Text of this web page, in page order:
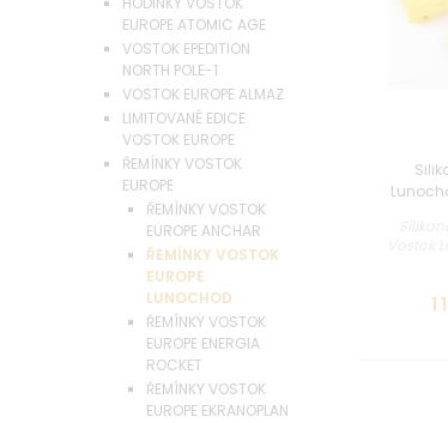
EUROPE ATOMIC AGE
VOSTOK EPEDITION
NORTH POLE-1
VOSTOK EUROPE ALMAZ
LIMITOVANÉ EDICE
VOSTOK EUROPE
ŘEMÍNKY VOSTOK
EUROPE
ŘEMÍNKY VOSTOK
EUROPE ANCHAR
ŘEMÍNKY VOSTOK
EUROPE
LUNOCHOD
ŘEMÍNKY VOSTOK
EUROPE ENERGIA
ROCKET
ŘEMÍNKY VOSTOK
EUROPE EKRANOPLAN
Vostok
1